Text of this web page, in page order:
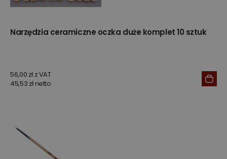
Narzędzia ceramiczne oczka duże komplet 10 sztuk
56,00 zł z VAT
45,53 zł netto